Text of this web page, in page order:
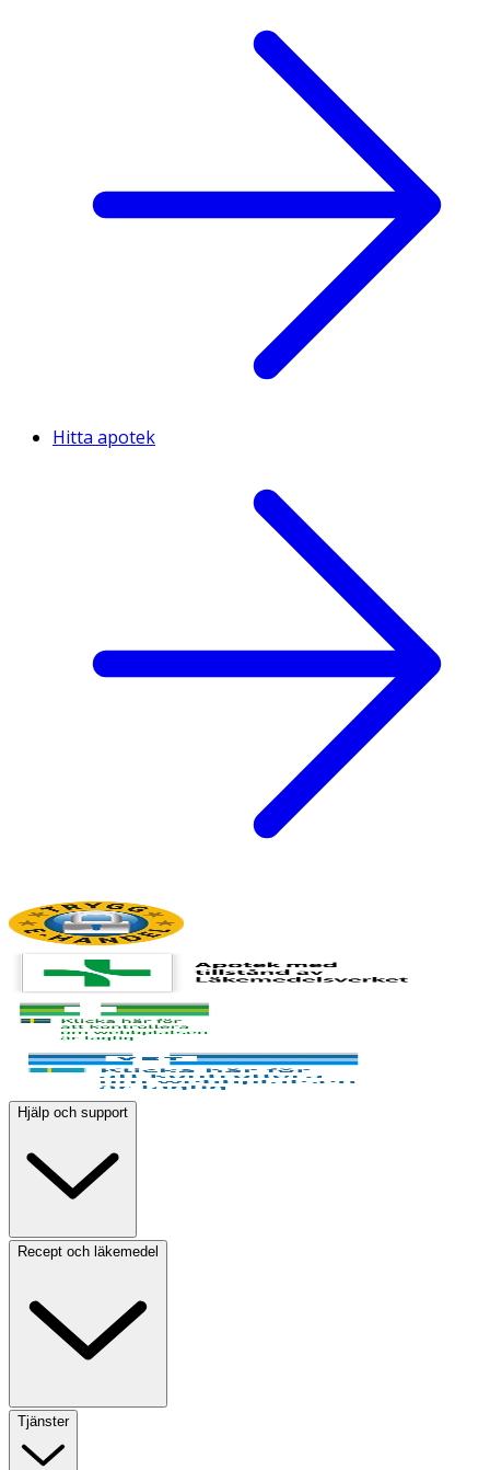
Hitta apotek
Hjälp och support
Recept och läkemedel
Tjänster